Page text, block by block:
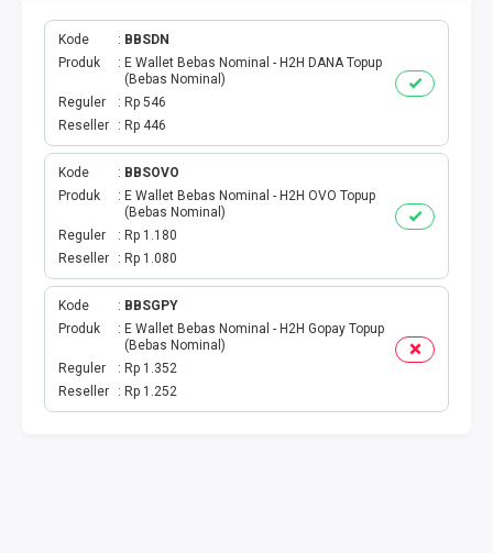
PAKET SAKTI ALL OPT
TELEPON & SMS
PAKET SMS
AKTIVASI PAKET
VOUCHER DATA
VOUCHER TV
TOKEN PLN
ISI ULANG GAME
Kode
BBSDN
Produk
E Wallet Bebas Nominal - H2H DANA Topup
(Bebas Nominal)
Reguler
Rp 546
Reseller
Rp 446
Kode
BBSOVO
Produk
E Wallet Bebas Nominal - H2H OVO Topup
(Bebas Nominal)
Reguler
Rp 1.180
Reseller
Rp 1.080
Kode
BBSGPY
Produk
E Wallet Bebas Nominal - H2H Gopay Topup
(Bebas Nominal)
Reguler
Rp 1.352
Reseller
Rp 1.252